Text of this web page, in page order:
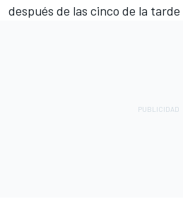
después de las cinco de la